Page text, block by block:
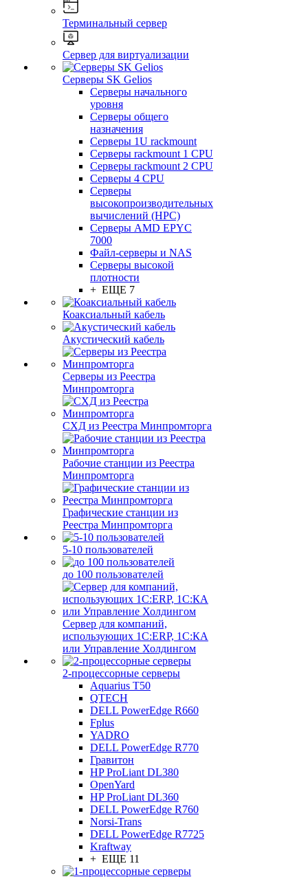
Терминальный сервер
Сервер для виртуализации
Серверы SK Gelios
Серверы начального
уровня
Серверы общего
назначения
Серверы 1U rackmount
Серверы rackmount 1 CPU
Серверы rackmount 2 CPU
Серверы 4 CPU
Серверы
высокопроизводительных
вычислений (HPC)
Серверы AMD EPYC
7000
Файл-серверы и NAS
Серверы высокой
плотности
+ ЕЩЕ 7
Коаксиальный кабель
Акустический кабель
Серверы из Реестра
Минпромторга
СХД из Реестра Минпромторга
Рабочие станции из Реестра
Минпромторга
Графические станции из
Реестра Минпромторга
5-10 пользователей
до 100 пользователей
Сервер для компаний,
использующих 1C:ERP, 1С:КА
или Управление Холдингом
2-процессорные серверы
Aquarius T50
QTECH
DELL PowerEdge R660
Fplus
YADRO
DELL PowerEdge R770
Гравитон
HP ProLiant DL380
OpenYard
HP ProLiant DL360
DELL PowerEdge R760
Norsi-Trans
DELL PowerEdge R7725
Kraftway
+ ЕЩЕ 11